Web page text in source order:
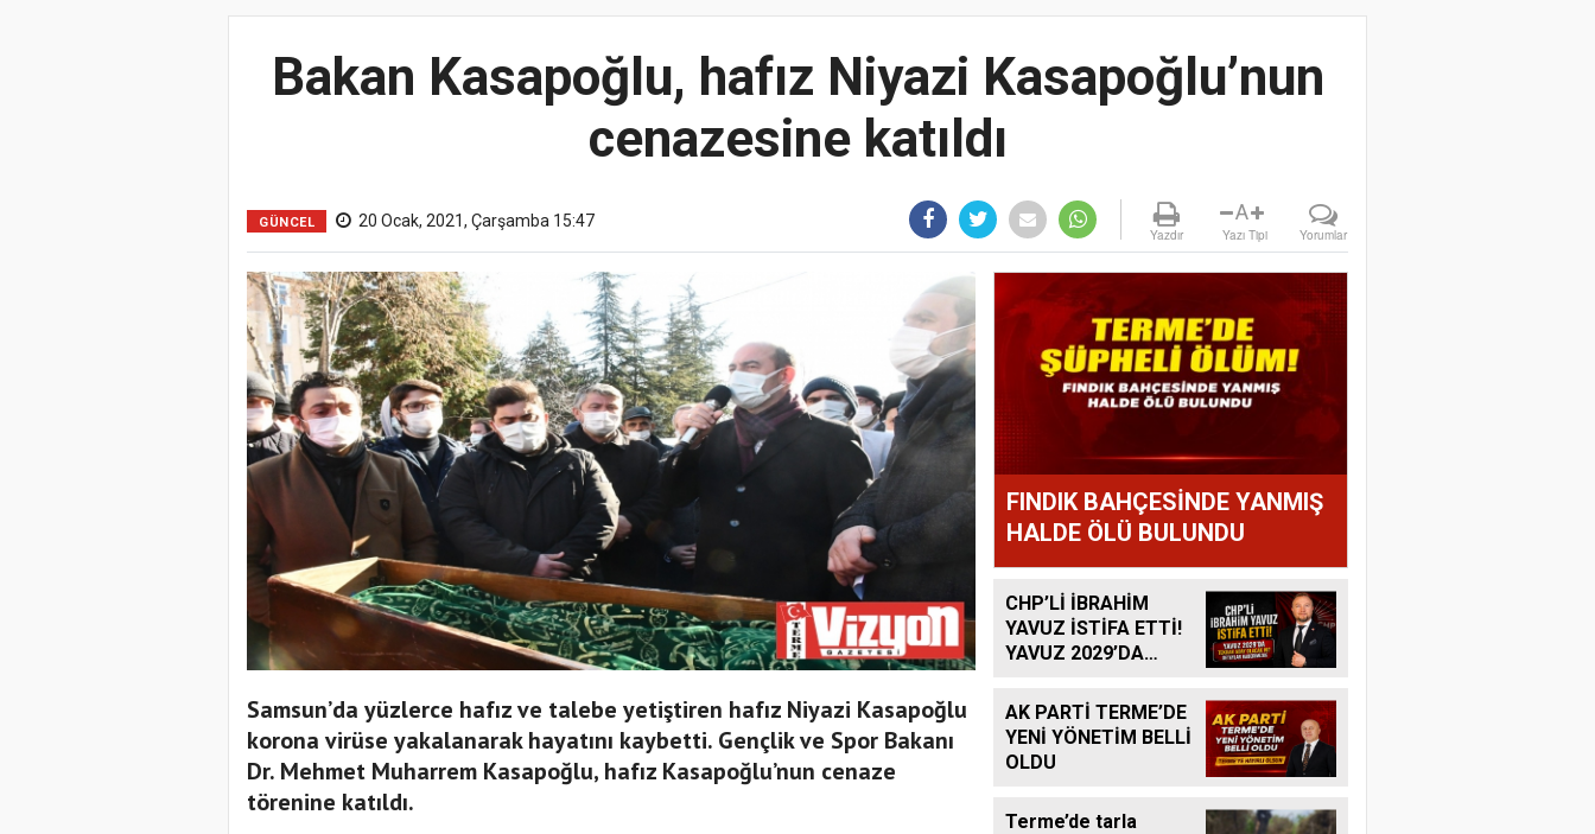
Bakan Kasapoğlu, hafız Niyazi Kasapoğlu’nun
cenazesine katıldı
GÜNCEL 20 Ocak, 2021, Çarşamba 15:47
Yazdır
A
Yazı Tipi Yorumlar
Samsun’da yüzlerce hafız ve talebe yetiştiren hafız Niyazi Kasapoğlu
korona virüse yakalanarak hayatını kaybetti. Gençlik ve Spor Bakanı
Dr. Mehmet Muharrem Kasapoğlu, hafız Kasapoğlu’nun cenaze
törenine katıldı.
FINDIK BAHÇESİNDE YANMIŞ
HALDE ÖLÜ BULUNDU
CHP’Lİ İBRAHİM
YAVUZ İSTİFA ETTİ!
YAVUZ 2029’DA
OLACAK MI?
AK PARTİ TERME’DE
YENİ YÖNETİM BELLİ
OLDU
Terme’de tarla